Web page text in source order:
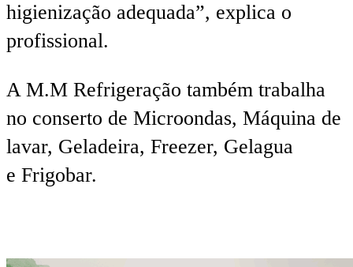
higienização adequada”, explica o
profissional.
A M.M Refrigeração também trabalha
no conserto de Microondas, Máquina de
lavar, Geladeira, Freezer, Gelagua
e Frigobar.